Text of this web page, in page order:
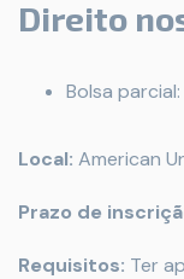
Direito
Bolsa
Local: American
Prazo de
Requisitos: Ter